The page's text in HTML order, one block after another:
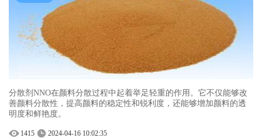
分散剂NNO在颜料分散过程中起着举足轻重的作用。它不仅能够改
善颜料分散性，提高颜料的稳定性和锐利度，还能够增加颜料的透
明度和鲜艳度。
1415 2024-04-16 10:02:35